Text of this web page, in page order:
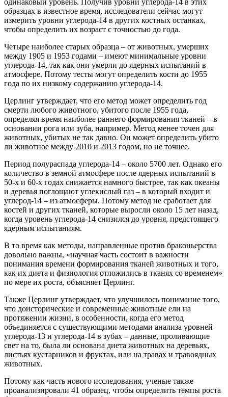
образцах в известное время, исследователи сейчас могут
измерить уровни углерода-14 в других костных останках,
чтобы определить их возраст с точностью до года.
Четыре наиболее старых образца – от животных, умерших
между 1905 и 1953 годами – имеют минимальные уровни
углерода-14, так как они умерли до ядерных испытаний в
атмосфере. Потому тесты могут определить кости до 1955
года по их низкому содержанию углерода-14.
Церлинг утверждает, что его метод может определить год
смерти любого животного, убитого после 1955 года,
определяя время наиболее раннего формирования тканей – в
основании рога или зуба, например. Метод менее точен для
животных, убитых не так давно. Он может определить убито
ли животное между 2010 и 2013 годом, но не точнее.
Период полураспада углерода-14 – около 5700 лет. Однако его
количество в земной атмосфере после ядерных испытаний в
50-х и 60-х годах снижается намного быстрее, так как океаны
и деревья поглощают углекислый газ – в который входит и
углерод-14 – из атмосферы. Потому метод не сработает для
костей и других тканей, которые выросли около 15 лет назад,
когда уровень углерода-14 снизился до уровня, предстоящего
ядерным испытаниям.
В то время как методы, направленные против браконьерства
довольно важны, «научная часть состоит в важности
понимания времени формирования тканей животных и того,
как их диета и физиология отложились в тканях со временем»
по мере их роста, объясняет Церлинг.
Также Церлинг утверждает, что улучшилось понимание того,
что доисторические и современные животные ели на
протяжении жизни, в особенности, когда его метод
объединяется с существующими методами анализа уровней
углерода-13 и углерода-14 в зубах – данные, проливающие
свет на то, была ли основана диета животных на деревьях,
листьях кустарников и фруктах, или на травах и травоядных
животных.
Потому как часть нового исследования, ученые также
проанализировали 41 образец, чтобы определить темпы роста